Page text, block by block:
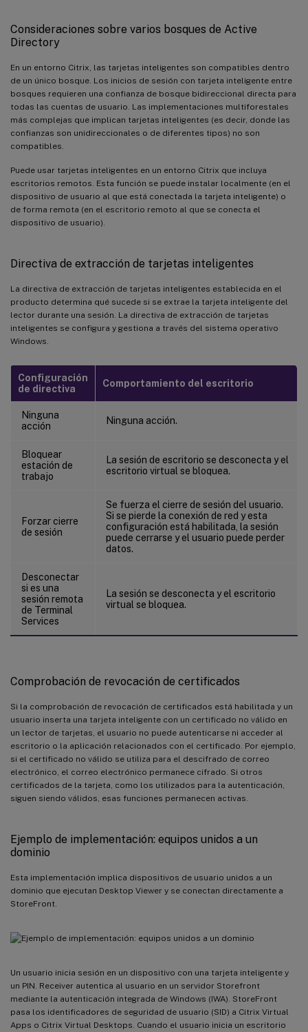
Consideraciones sobre varios bosques de Active
Directory
En un entorno Citrix, las tarjetas inteligentes son compatibles dentro
de un único bosque. Los inicios de sesión con tarjeta inteligente entre
bosques requieren una confianza de bosque bidireccional directa para
todas las cuentas de usuario. Las implementaciones multiforestales
más complejas que implican tarjetas inteligentes (es decir, donde las
confianzas son unidireccionales o de diferentes tipos) no son
compatibles.
Puede usar tarjetas inteligentes en un entorno Citrix que incluya
escritorios remotos. Esta función se puede instalar localmente (en el
dispositivo de usuario al que está conectada la tarjeta inteligente) o
de forma remota (en el escritorio remoto al que se conecta el
dispositivo de usuario).
Directiva de extracción de tarjetas inteligentes
La directiva de extracción de tarjetas inteligentes establecida en el
producto determina qué sucede si se extrae la tarjeta inteligente del
lector durante una sesión. La directiva de extracción de tarjetas
inteligentes se configura y gestiona a través del sistema operativo
Windows.
Configuración
de directiva
Comportamiento del escritorio
Ninguna
acción
Ninguna acción.
Bloquear
estación de
trabajo
La sesión de escritorio se desconecta y el
escritorio virtual se bloquea.
Forzar cierre
de sesión
Se fuerza el cierre de sesión del usuario.
Si se pierde la conexión de red y esta
configuración está habilitada, la sesión
puede cerrarse y el usuario puede perder
datos.
Desconectar
si es una
sesión remota
de Terminal
Services
La sesión se desconecta y el escritorio
virtual se bloquea.
Comprobación de revocación de certificados
Si la comprobación de revocación de certificados está habilitada y un
usuario inserta una tarjeta inteligente con un certificado no válido en
un lector de tarjetas, el usuario no puede autenticarse ni acceder al
escritorio o la aplicación relacionados con el certificado. Por ejemplo,
si el certificado no válido se utiliza para el descifrado de correo
electrónico, el correo electrónico permanece cifrado. Si otros
certificados de la tarjeta, como los utilizados para la autenticación,
siguen siendo válidos, esas funciones permanecen activas.
Ejemplo de implementación: equipos unidos a un
dominio
Esta implementación implica dispositivos de usuario unidos a un
dominio que ejecutan Desktop Viewer y se conectan directamente a
StoreFront.
Un usuario inicia sesión en un dispositivo con una tarjeta inteligente y
un PIN. Receiver autentica al usuario en un servidor Storefront
mediante la autenticación integrada de Windows (IWA). StoreFront
pasa los identificadores de seguridad de usuario (SID) a Citrix Virtual
Apps o Citrix Virtual Desktops. Cuando el usuario inicia un escritorio